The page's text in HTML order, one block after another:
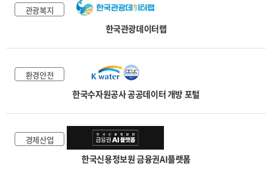
관광복지
한국관광데이터랩
환경안전
한국수자원공사 공공데이터 개방 포털
경제산업
한국신용정보원 금융권AI플랫폼